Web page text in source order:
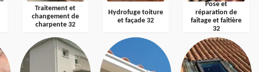
Traitement et
changement de
charpente 32
Hydrofuge toiture
et façade 32
Pose et
réparation de
faîtage et faîtière
32